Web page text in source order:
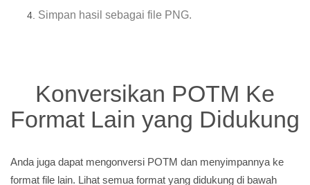
Simpan hasil sebagai file PNG.
Konversikan POTM Ke
Format Lain yang Didukung
Anda juga dapat mengonversi POTM dan menyimpannya ke
format file lain. Lihat semua format yang didukung di bawah